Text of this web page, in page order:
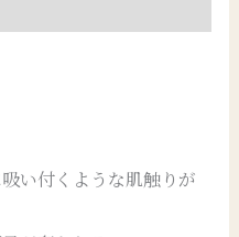
い付くような肌触りが